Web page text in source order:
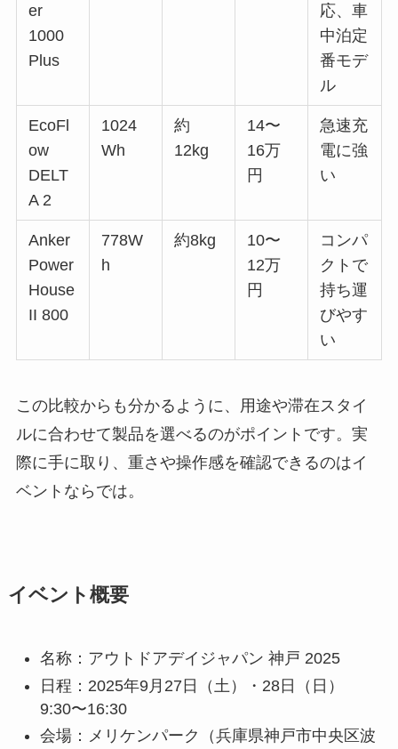
er
1000
Plus
応、車
中泊定
番モデ
ル
EcoFl
ow
DELT
A 2
1024
Wh
約
12kg
14〜
16万
円
急速充
電に強
い
Anker
Power
House
II 800
778W
h
約8kg
10〜
12万
円
コンパ
クトで
持ち運
びやす
い
この比較からも分かるように、用途や滞在スタイ
ルに合わせて製品を選べるのがポイントです。実
際に手に取り、重さや操作感を確認できるのはイ
ベントならでは。
イベント概要
名称：アウトドアデイジャパン 神戸 2025
日程：2025年9月27日（土）・28日（日）
9:30〜16:30
会場：メリケンパーク（兵庫県神戸市中央区波